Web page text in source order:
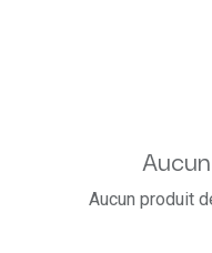
Aucun produit